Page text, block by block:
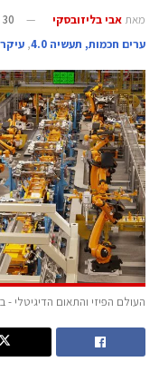
מאת אבי בליזובסקי
30 יוני 2022
ערים חכמות, תעשיה 4.0
,
העולם הפיזי והתאום הדיגיטלי -